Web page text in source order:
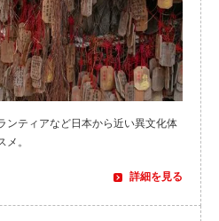
ンティアなど日本から近い異文化体
。
詳細を見る